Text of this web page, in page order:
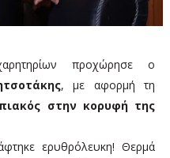
προχώρησε ο
, με αφορμή τη
στην κορυφή της
ερυθρόλευκη! Θερμά